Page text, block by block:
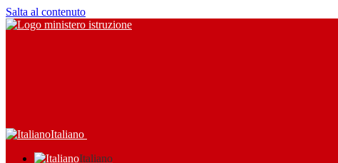
Salta al contenuto
Italiano
Italiano